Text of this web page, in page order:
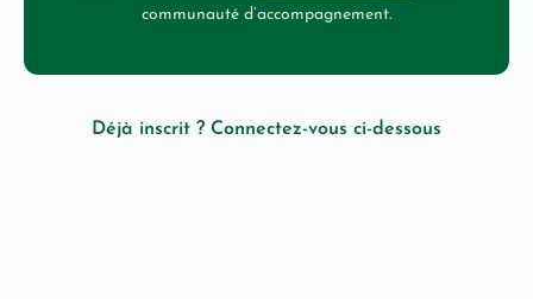
communauté d’accompagnement.
Déjà inscrit ? Connectez-vous ci-dessous